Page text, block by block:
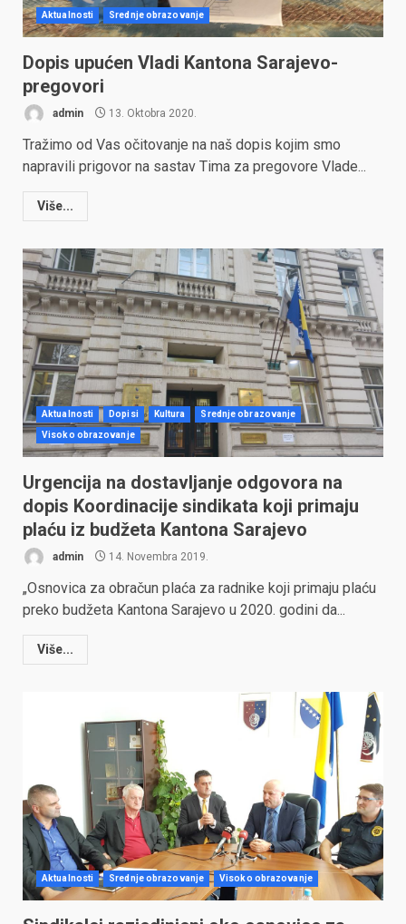
Aktualnosti Srednje obrazovanje
Dopis upućen Vladi Kantona Sarajevo-
pregovori
admin 13. Oktobra 2020.
Tražimo od Vas očitovanje na naš dopis kojim smo
napravili prigovor na sastav Tima za pregovore Vlade...
Više...
Aktualnosti Dopisi Kultura Srednje obrazovanje
Visoko obrazovanje
Urgencija na dostavljanje odgovora na
dopis Koordinacije sindikata koji primaju
plaću iz budžeta Kantona Sarajevo
admin 14. Novembra 2019.
„Osnovica za obračun plaća za radnike koji primaju plaću
preko budžeta Kantona Sarajevo u 2020. godini da...
Više...
Aktualnosti Srednje obrazovanje Visoko obrazovanje